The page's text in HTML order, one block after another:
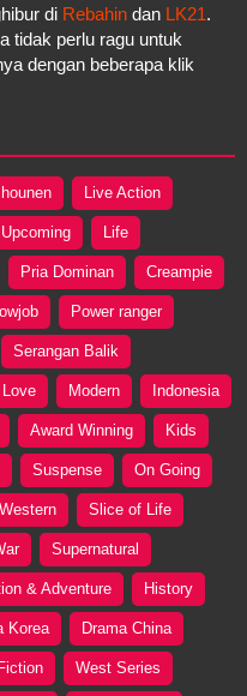
di Rebahin dan LK21.
tidak perlu ragu untuk
dengan beberapa klik
Live Action
Upcoming Life
Pria Dominan Creampie
Power ranger
Serangan Balik
Modern Indonesia
Award Winning Kids
Suspense On Going
Western Slice of Life
Supernatural
& Adventure History
Korea Drama China
West Series